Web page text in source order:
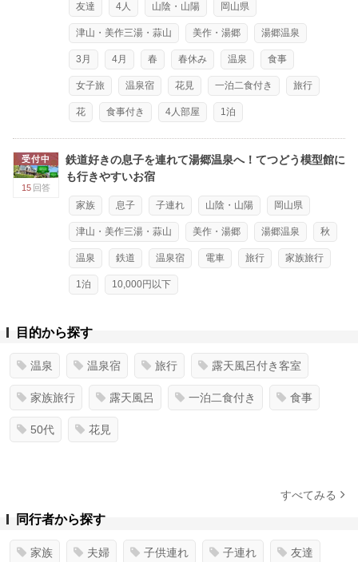
友達 4人 山陰・山陽 岡山県
津山・美作三湯・蒜山 美作・湯郷 湯郷温泉
3月 4月 春 春休み 温泉 食事
女子旅 温泉宿 花見 一泊二食付き 旅行
花 食事付き 4人部屋 1泊
受付中
15 回答
鉄道好きの息子を連れて湯郷温泉へ！てつどう模型館に
も行きやすいお宿
家族 息子 子連れ 山陰・山陽 岡山県
津山・美作三湯・蒜山 美作・湯郷 湯郷温泉 秋
温泉 鉄道 温泉宿 電車 旅行 家族旅行
1泊 10,000円以下
目的から探す
温泉 温泉宿 旅行 露天風呂付き客室
家族旅行 露天風呂 一泊二食付き 食事
50代 花見
すべてみる
同行者から探す
家族 夫婦 子供連れ 子連れ 友達